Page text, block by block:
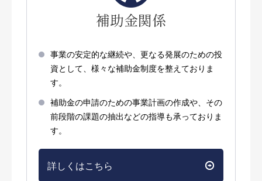
補助金関係
事業の安定的な継続や、更なる発展のための投
資として、様々な補助金制度を整えておりま
す。
補助金の申請のための事業計画の作成や、その
前段階の課題の抽出などの指導も承っておりま
す。
詳しくはこちら